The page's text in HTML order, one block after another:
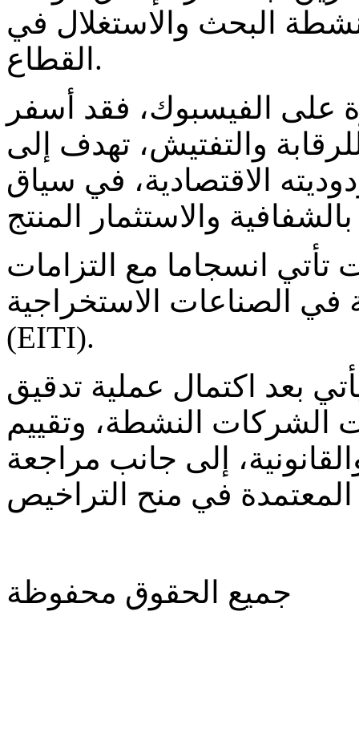
البحث والاستغلال في
القطاع.
على الفيسبوك، فقد أسفر
والتفتيش، تهدف إلى
الاقتصادية، في سياق
تأتي انسجاما مع التزامات
في الصناعات الاستخراجية
(EITI).
بعد اكتمال عملية تدقيق
الشركات النشطة، وتقييم
إلى جانب مراجعة
جميع الحقوق محفوظة